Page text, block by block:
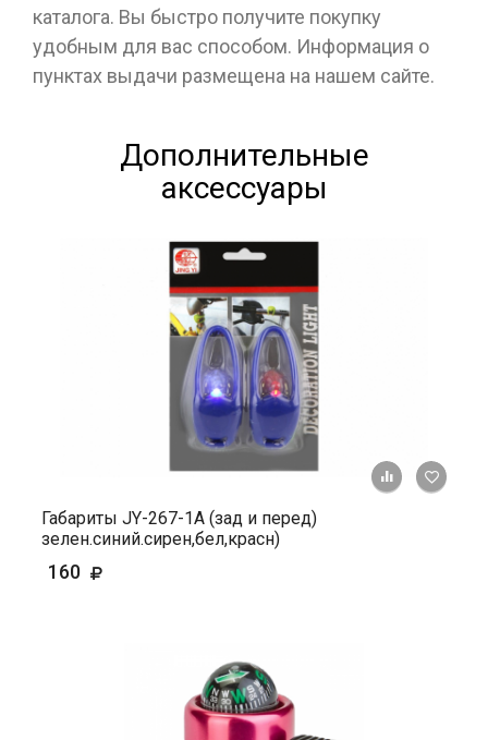
каталога. Вы быстро получите покупку
удобным для вас способом. Информация о
пунктах выдачи размещена на нашем сайте.
Дополнительные
аксессуары
+ К
Габариты JY-267-1A (зад и перед)
зелен.синий.сирен,бел,красн)
160